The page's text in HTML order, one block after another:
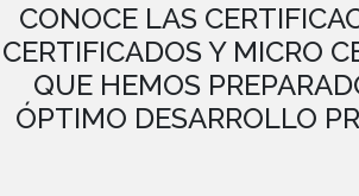
CONOCE LAS
CERTIFICADOS Y MICRO
QUE HEMOS
ÓPTIMO DESARROLLO